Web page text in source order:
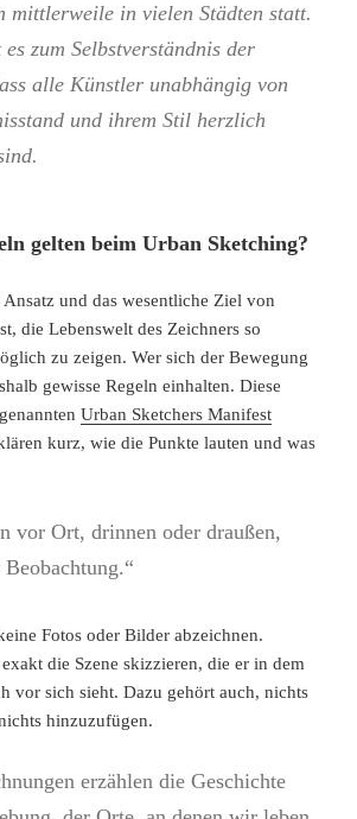
mittlerweile in vielen Städten statt.
zum Selbstverständnis der
alle Künstler unabhängig von
und ihrem Stil herzlich
gelten beim Urban Sketching?
und das wesentliche Ziel von
die Lebenswelt des Zeichners so
zu zeigen. Wer sich der Bewegung
gewisse Regeln einhalten. Diese
Urban Sketchers Manifest
kurz, wie die Punkte lauten und was
vor Ort, drinnen oder draußen,
Fotos oder Bilder abzeichnen.
exakt die Szene skizzieren, die er in dem
vor sich sieht. Dazu gehört auch, nichts
hinzuzufügen.
erzählen die Geschichte